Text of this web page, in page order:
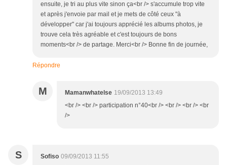
ensuite, je tri au plus vite sinon ça<br /> s'accumule trop vite
et après j'envoie par mail et je mets de côté ceux "à
développer" car j'ai toujours apprécié les albums photos, je
trouve cela très agréable et c'est toujours de bons
moments<br /> de partage. Merci<br /> Bonne fin de journée,
Répondre
M Mamanwhatelse 19/09/2013 13:49
<br /> <br /> participation n°40<br /> <br /> <br /> <br
/>
S Sofiso 09/09/2013 11:55